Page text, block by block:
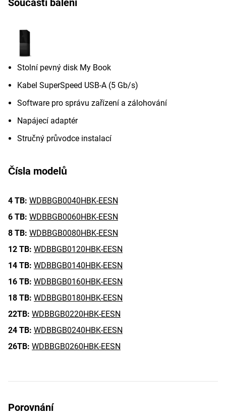
Součástí balení
Stolní pevný disk My Book
Kabel SuperSpeed USB-A (5 Gb/s)
Software pro správu zařízení a zálohování
Napájecí adaptér
Stručný průvodce instalací
Čísla modelů
4 TB: WDBBGB0040HBK-EESN
6 TB: WDBBGB0060HBK-EESN
8 TB: WDBBGB0080HBK-EESN
12 TB: WDBBGB0120HBK-EESN
14 TB: WDBBGB0140HBK-EESN
16 TB: WDBBGB0160HBK-EESN
18 TB: WDBBGB0180HBK-EESN
22TB: WDBBGB0220HBK-EESN
24 TB: WDBBGB0240HBK-EESN
26TB: WDBBGB0260HBK-EESN
Porovnání